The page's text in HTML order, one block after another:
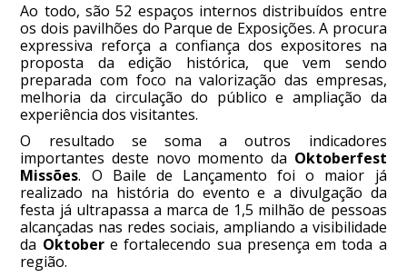
Ao todo, são 52 espaços internos distribuídos entre
os dois pavilhões do Parque de Exposições. A procura
expressiva reforça a confiança dos expositores na
proposta da edição histórica, que vem sendo
preparada com foco na valorização das empresas,
melhoria da circulação do público e ampliação da
experiência dos visitantes.
O resultado se soma a outros indicadores
importantes deste novo momento da Oktoberfest
Missões. O Baile de Lançamento foi o maior já
realizado na história do evento e a divulgação da
festa já ultrapassa a marca de 1,5 milhão de pessoas
alcançadas nas redes sociais, ampliando a visibilidade
da Oktobere fortalecendo sua presença em toda a
região.